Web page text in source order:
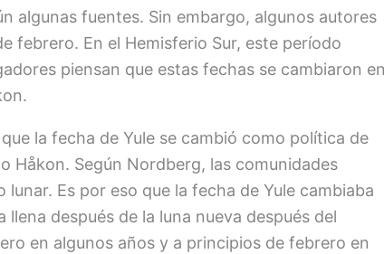
algunas fuentes. Sin embargo, algunos autores
febrero. En el Hemisferio Sur, este período
piensan que estas fechas se cambiaron
la fecha de Yule se cambió como política de
Håkon. Según Nordberg, las comunidades
Es por eso que la fecha de Yule cambiaba
después de la luna nueva después del
en algunos años y a principios de febrero en